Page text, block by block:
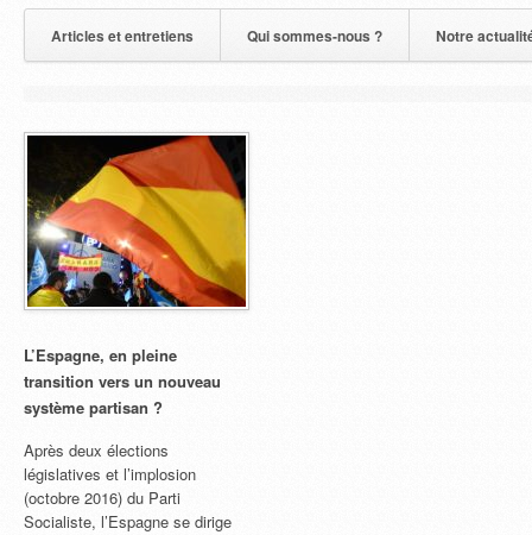
Articles et entretiens Qui sommes-nous ? Notre
L’Espagne, en pleine
transition vers un nouveau
système partisan ?
Après deux élections
législatives et l’implosion
(octobre 2016) du Parti
Socialiste, l’Espagne se dirige